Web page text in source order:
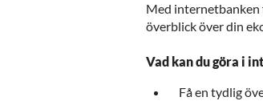
Med internetbanken
överblick över din
Vad kan du göra i
Få en tydlig